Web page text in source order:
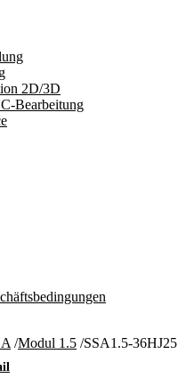
2D/3D
Bearbeitung
/Modul 1.5 /SSA1.5-36HJ25